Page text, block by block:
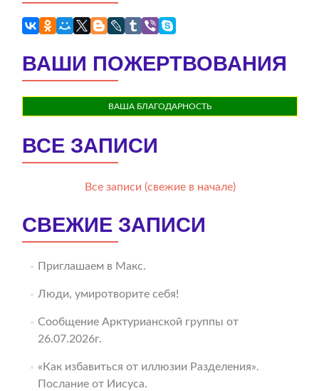
ВАШИ ПОЖЕРТВОВАНИЯ
ВАША БЛАГОДАРНОСТЬ
ВСЕ ЗАПИСИ
Все записи (свежие в начале)
СВЕЖИЕ ЗАПИСИ
Приглашаем в Макс.
Люди, умиротворите себя!
Сообщение Арктурианской группы от
26.07.2026г.
«Как избавиться от иллюзии Разделения».
Послание от Иисуса.